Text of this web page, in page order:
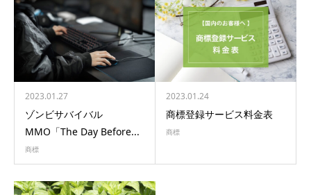
2023.01.27
ゾンビサバイバル
MMO「The Day Before...
商標
2023.01.24
商標登録サービス料金表
商標